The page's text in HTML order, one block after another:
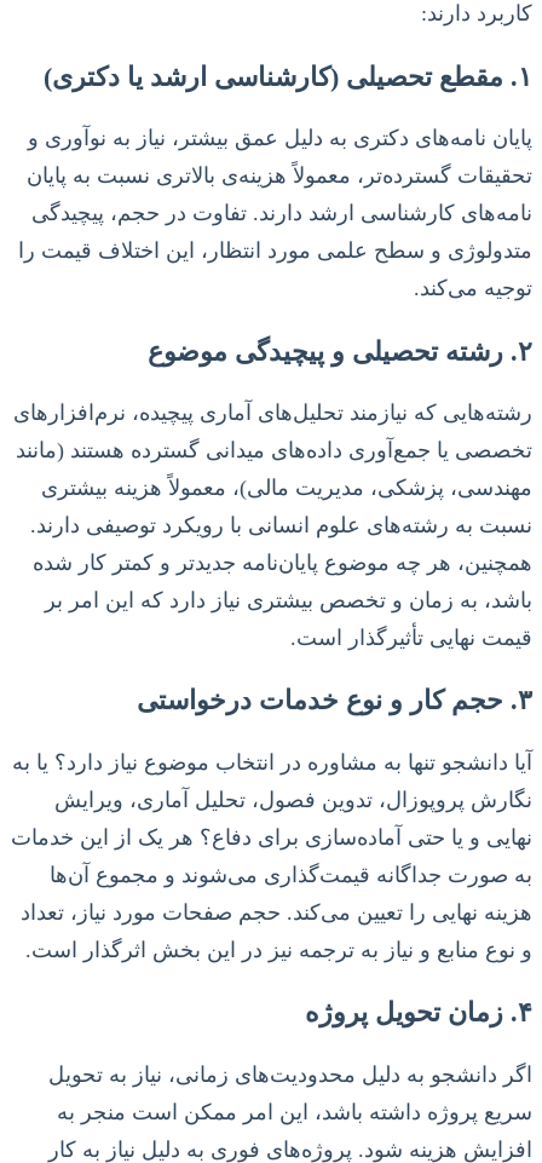
کاربرد دارند:
۱. مقطع تحصیلی (کارشناسی ارشد یا دکتری)
پایان نامه‌های دکتری به دلیل عمق بیشتر، نیاز به نوآوری و
تحقیقات گسترده‌تر، معمولاً هزینه‌ی بالاتری نسبت به پایان
نامه‌های کارشناسی ارشد دارند. تفاوت در حجم، پیچیدگی
متدولوژی و سطح علمی مورد انتظار، این اختلاف قیمت را
توجیه می‌کند.
۲. رشته تحصیلی و پیچیدگی موضوع
رشته‌هایی که نیازمند تحلیل‌های آماری پیچیده، نرم‌افزارهای
تخصصی یا جمع‌آوری داده‌های میدانی گسترده هستند (مانند
مهندسی، پزشکی، مدیریت مالی)، معمولاً هزینه بیشتری
نسبت به رشته‌های علوم انسانی با رویکرد توصیفی دارند.
همچنین، هر چه موضوع پایان‌نامه جدیدتر و کمتر کار شده
باشد، به زمان و تخصص بیشتری نیاز دارد که این امر بر
قیمت نهایی تأثیرگذار است.
۳. حجم کار و نوع خدمات درخواستی
آیا دانشجو تنها به مشاوره در انتخاب موضوع نیاز دارد؟ یا به
نگارش پروپوزال، تدوین فصول، تحلیل آماری، ویرایش
نهایی و یا حتی آماده‌سازی برای دفاع؟ هر یک از این خدمات
به صورت جداگانه قیمت‌گذاری می‌شوند و مجموع آن‌ها
هزینه نهایی را تعیین می‌کند. حجم صفحات مورد نیاز، تعداد
و نوع منابع و نیاز به ترجمه نیز در این بخش اثرگذار است.
۴. زمان تحویل پروژه
اگر دانشجو به دلیل محدودیت‌های زمانی، نیاز به تحویل
سریع پروژه داشته باشد، این امر ممکن است منجر به
افزایش هزینه شود. پروژه‌های فوری به دلیل نیاز به کار